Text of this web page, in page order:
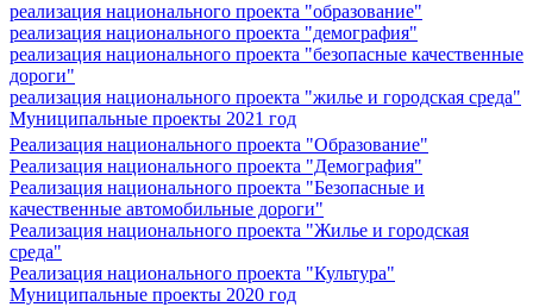
реализация национального проекта "образование"
реализация национального проекта "демография"
реализация национального проекта "безопасные качественные
дороги"
реализация национального проекта "жилье и городская среда"
Муниципальные проекты 2021 год
Реализация национального проекта "Образование"
Реализация национального проекта "Демография"
Реализация национального проекта "Безопасные и
качественные автомобильные дороги"
Реализация национального проекта "Жилье и городская
среда"
Реализация национального проекта "Культура"
Муниципальные проекты 2020 год